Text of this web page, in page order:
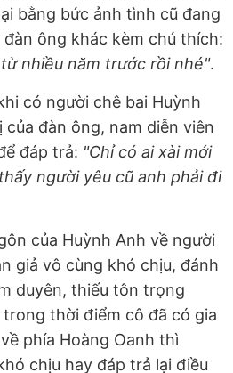
bằng bức ảnh tình cũ đang
ông khác kèm chú thích:
nhiều năm trước rồi nhé".
có người chê bai Huỳnh
đàn ông, nam diễn viên
đáp trả: "Chỉ có ai xài mới
người yêu cũ anh phải đi
của Huỳnh Anh về người
giả vô cùng khó chịu, đánh
duyên, thiếu tôn trọng
thời điểm cô đã có gia
phía Hoàng Oanh thì
chịu hay đáp trả lại điều